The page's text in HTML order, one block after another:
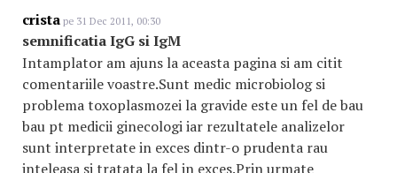
crista pe 31 Dec 2011, 00:30
semnificatia IgG si IgM
Intamplator am ajuns la aceasta pagina si am citit
comentariile voastre.Sunt medic microbiolog si
problema toxoplasmozei la gravide este un fel de bau
bau pt medicii ginecologi iar rezultatele analizelor
sunt interpretate in exces dintr-o prudenta rau
inteleasa si tratata la fel in exces.Prin urmate